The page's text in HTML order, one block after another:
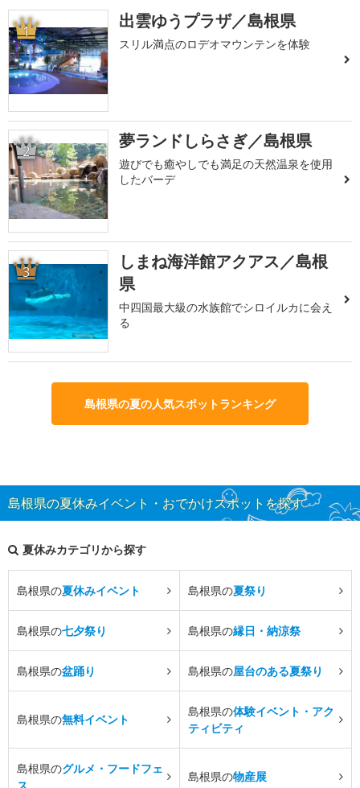
1 出雲ゆうプラザ／島根県
スリル満点のロデオマウンテンを体験
2 夢ランドしらさぎ／島根県
遊びでも癒やしでも満足の天然温泉を使用
したバーデ
3
しまね海洋館アクアス／島根
県
中四国最大級の水族館でシロイルカに会え
る
島根県の夏の人気スポットランキング
島根県の夏休みイベント・おでかけスポットを探す
夏休みカテゴリから探す
島根県の夏休みイベント 島根県の夏祭り
島根県の七夕祭り 島根県の縁日・納涼祭
島根県の盆踊り 島根県の屋台のある夏祭り
島根県の無料イベント
島根県の体験イベント・アク
ティビティ
島根県のグルメ・フードフェ
島根県の物産展